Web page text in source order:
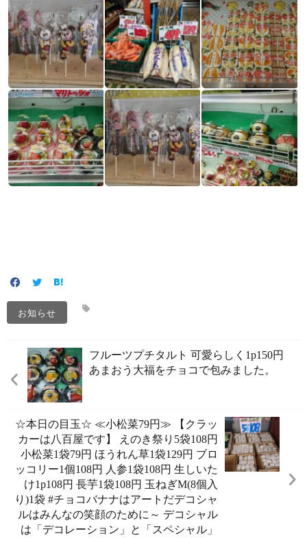
お知らせ
フルーツプチタルト 可愛らしく1p150円
あまおう大福をチョコで包みました。
☆本日の目玉☆ ≪小松菜79円️≫ 【クラッ
カーは八百屋です️】 えのき祭り️5袋108円
小松菜1袋79円 ほうれん草1袋129円 ブロ
ッコリー1個108円 人参1袋108円 生しいた
け1p108円 長芋1袋108円 玉ねぎM(8個入
り)1袋 #チョコバナナはアートだデコシャ
ル️はみんなの笑顔のために～️ デコシャル️
は「デコレーション」と「スペシャル」